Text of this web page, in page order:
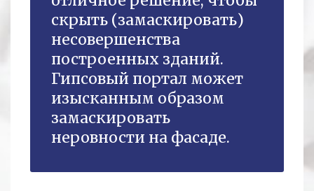
скрыть (замаскировать)
несовершенства
построенных зданий.
Гипсовый портал может
изысканным образом
замаскировать
неровности на фасаде.